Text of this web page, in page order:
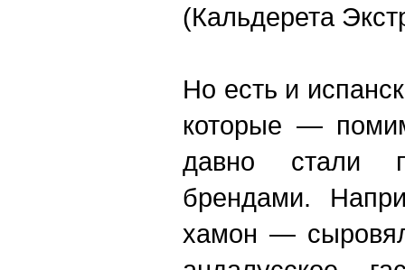
(Кальдерета
Но есть и
которые —
давно стали
брендами.
хамон —